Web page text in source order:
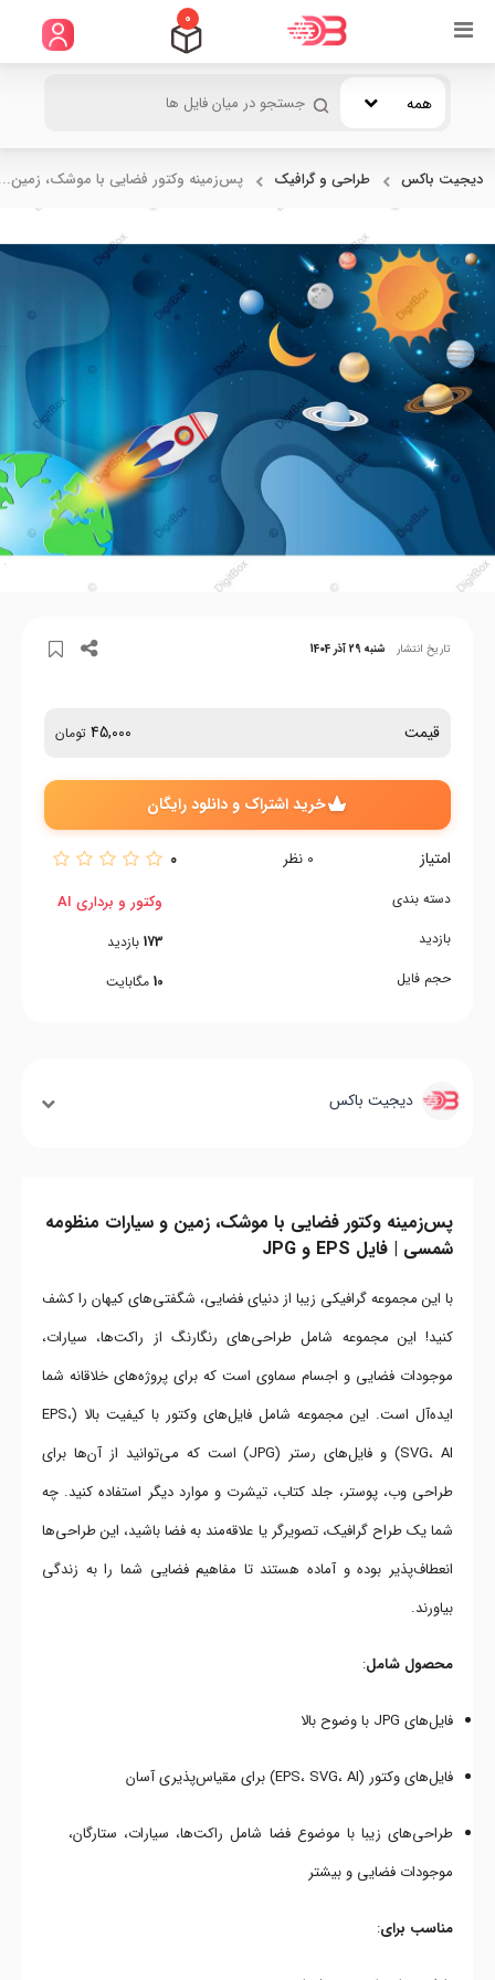
0
همه
دیجیت باکس طراحی و گرافیک پس‌زمینه وکتور فضایی با موشک،
تاریخ انتشار شنبه 29 آذر 1404
قیمت 45,000 تومان
خرید اشتراک و دانلود رایگان
امتیاز 0 نظر 0
دسته بندی
بازدید
حجم فایل
وکتور و برداری AI
173 بازدید
10 مگابایت
دیجیت باکس
پس‌زمینه وکتور فضایی با موشک، زمین و سیارات منظومه
شمسی | فایل EPS و JPG
با این مجموعه گرافیکی زیبا از دنیای فضایی، شگفتی‌های کیهان را کشف
کنید! این مجموعه شامل طراحی‌های رنگارنگ از راکت‌ها، سیارات،
موجودات فضایی و اجسام سماوی است که برای پروژه‌های خلاقانه شما
ایده‌آل است. این مجموعه شامل فایل‌های وکتور با کیفیت بالا (EPS،
SVG، AI) و فایل‌های رستر (JPG) است که می‌توانید از آن‌ها برای
طراحی وب، پوستر، جلد کتاب، تیشرت و موارد دیگر استفاده کنید. چه
شما یک طراح گرافیک، تصویرگر یا علاقه‌مند به فضا باشید، این طراحی‌ها
انعطاف‌پذیر بوده و آماده‌ هستند تا مفاهیم فضایی شما را به زندگی
بیاورند.
محصول شامل:
فایل‌های JPG با وضوح بالا
فایل‌های وکتور (EPS، SVG، AI) برای مقیاس‌پذیری آسان
طراحی‌های زیبا با موضوع فضا شامل راکت‌ها، سیارات، ستارگان،
موجودات فضایی و بیشتر
مناسب برای: